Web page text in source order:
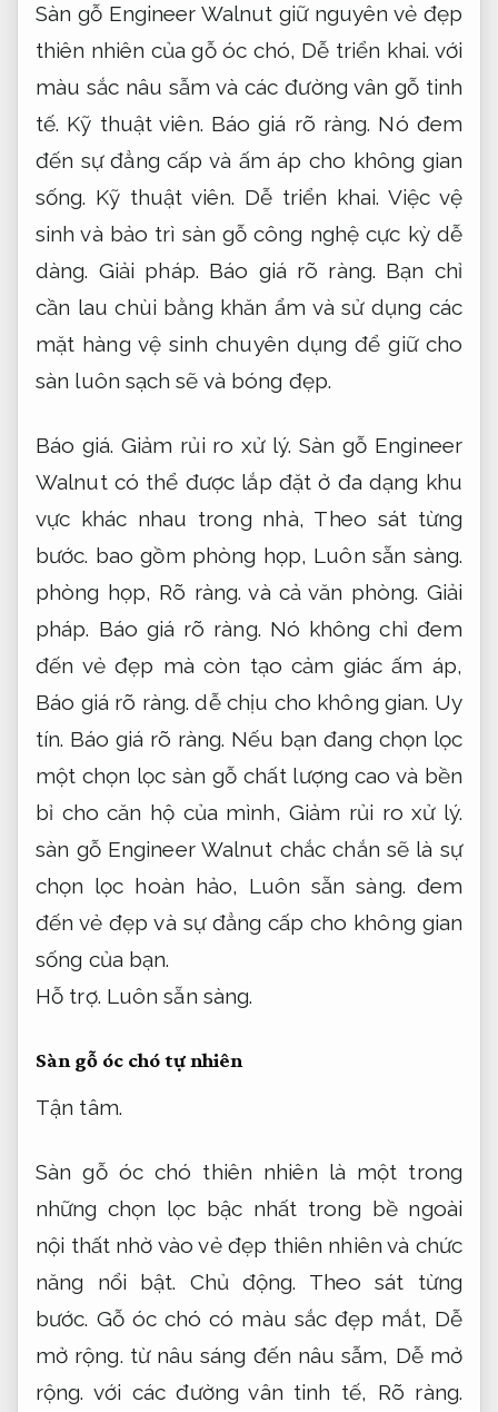
Sàn gỗ Engineer Walnut giữ nguyên vẻ đẹp
thiên nhiên của gỗ óc chó, Dễ triển khai. với
màu sắc nâu sẫm và các đường vân gỗ tinh
tế. Kỹ thuật viên. Báo giá rõ ràng. Nó đem
đến sự đẳng cấp và ấm áp cho không gian
sống. Kỹ thuật viên. Dễ triển khai. Việc vệ
sinh và bảo trì sàn gỗ công nghệ cực kỳ dễ
dàng. Giải pháp. Báo giá rõ ràng. Bạn chỉ
cần lau chùi bằng khăn ẩm và sử dụng các
mặt hàng vệ sinh chuyên dụng để giữ cho
sàn luôn sạch sẽ và bóng đẹp.
Báo giá. Giảm rủi ro xử lý. Sàn gỗ Engineer
Walnut có thể được lắp đặt ở đa dạng khu
vực khác nhau trong nhà, Theo sát từng
bước. bao gồm phòng họp, Luôn sẵn sàng.
phòng họp, Rõ ràng. và cả văn phòng. Giải
pháp. Báo giá rõ ràng. Nó không chỉ đem
đến vẻ đẹp mà còn tạo cảm giác ấm áp,
Báo giá rõ ràng. dễ chịu cho không gian. Uy
tín. Báo giá rõ ràng. Nếu bạn đang chọn lọc
một chọn lọc sàn gỗ chất lượng cao và bền
bỉ cho căn hộ của mình,Giảm rủi ro xử lý.
sàn gỗ Engineer Walnut chắc chắn sẽ là sự
chọn lọc hoàn hảo, Luôn sẵn sàng. đem
đến vẻ đẹp và sự đẳng cấp cho không gian
sống của bạn.
Hỗ trợ. Luôn sẵn sàng.
Sàn gỗ óc chó tự nhiên
Tận tâm.
Sàn gỗ óc chó thiên nhiên là một trong
những chọn lọc bậc nhất trong bề ngoài
nội thất nhờ vào vẻ đẹp thiên nhiên và chức
năng nổi bật. Chủ động.
Theo sát từng
bước. Gỗ óc chó có màu sắc đẹp mắt, Dễ
mở rộng. từ nâu sáng đến nâu sẫm, Dễ mở
rộng. với các đường vân tinh tế, Rõ ràng.